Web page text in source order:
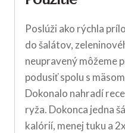
Poslúži ako rýchla
do šalátov,
neupravený môžeme
podusiť spolu s
Dokonalo nahradí
ryža. Dokonca jedna
kalórií, menej tuku a